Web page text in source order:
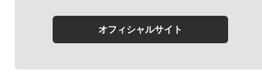
オフィシャルサイト